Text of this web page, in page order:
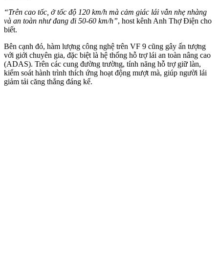
“Trên cao tốc, ở tốc độ 120 km/h mà cảm giác lái vẫn nhẹ nhàng
và an toàn như đang đi 50-60 km/h”, host kênh Anh Thợ Điện cho
biết.
Bên cạnh đó, hàm lượng công nghệ trên VF 9 cũng gây ấn tượng
với giới chuyên gia, đặc biệt là hệ thống hỗ trợ lái an toàn nâng cao
(ADAS). Trên các cung đường trường, tính năng hỗ trợ giữ làn,
kiểm soát hành trình thích ứng hoạt động mượt mà, giúp người lái
giảm tải căng thẳng đáng kể.